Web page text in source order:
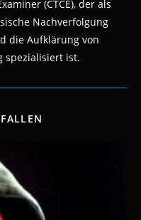
(CTCE), der als
Nachverfolgung
die Aufklärung von
spezialisiert ist.